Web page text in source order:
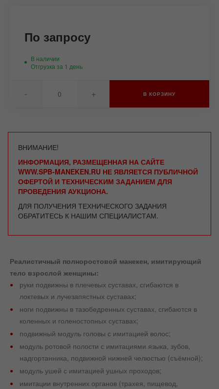
По запросу
В наличии
Отгрузка за 1 день
- + В КОРЗИНУ
ВНИМАНИЕ!
ИНФОРМАЦИЯ, РАЗМЕЩЕННАЯ НА САЙТЕ
WWW.SPB-MANEKEN.RU НЕ ЯВЛЯЕТСЯ ПУБЛИЧНОЙ
ОФЕРТОЙ И ТЕХНИЧЕСКИМ ЗАДАНИЕМ ДЛЯ
ПРОВЕДЕНИЯ АУКЦИОНА.
ДЛЯ ПОЛУЧЕНИЯ ТЕХНИЧЕСКОГО ЗАДАНИЯ
ОБРАТИТЕСЬ К НАШИМ СПЕЦИАЛИСТАМ.
Реалистичный полноростовой манекен, имитирующий
тело взрослой женщины:
руки подвижны в плечевых суставах, сгибаются в
локтевых и лучезапястных суставах;
ноги подвижны в тазобедренных суставах, сгибаются в
коленных и голеностопных суставах;
подвижный модуль головы с имитацией волос;
модуль ротовой полости с имитациями языка, зубов,
надгортанника, подвижной нижней челюстью (съёмной);
модуль ушей с имитацией ушных проходов;
имитации внутренних органов (трахея, пищевод,